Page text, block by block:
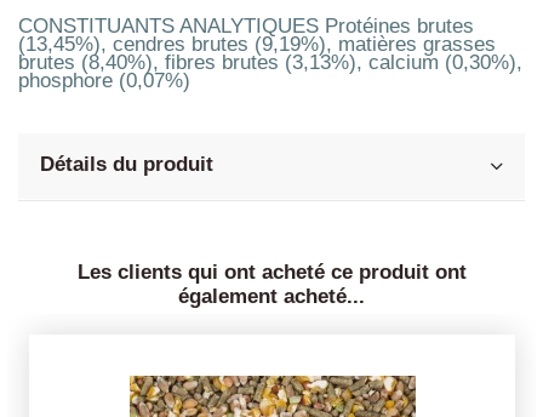
CONSTITUANTS ANALYTIQUES Protéines brutes
(13,45%), cendres brutes (9,19%), matières grasses
brutes (8,40%), fibres brutes (3,13%), calcium (0,30%),
phosphore (0,07%)
Détails du produit
Les clients qui ont acheté ce produit ont
également acheté...